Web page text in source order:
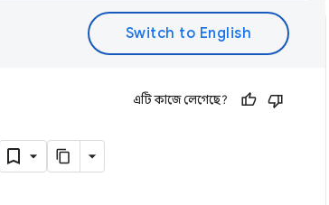
এটি কাজে লেগেছে?